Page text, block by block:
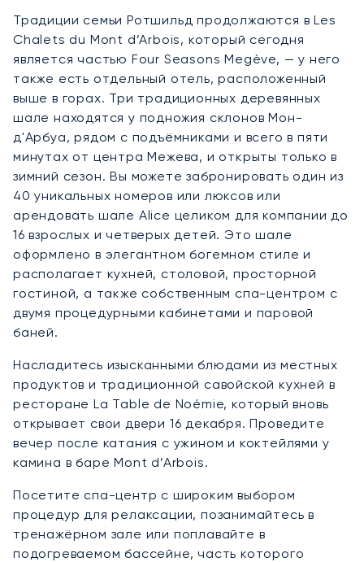
Традиции семьи Ротшильд продолжаются в Les
Chalets du Mont d’Arbois, который сегодня
является частью Four Seasons Megève, — у него
также есть отдельный отель, расположенный
выше в горах. Три традиционных деревянных
шале находятся у подножия склонов Мон-
д'Арбуа, рядом с подъёмниками и всего в пяти
минутах от центра Межева, и открыты только в
зимний сезон. Вы можете забронировать один из
40 уникальных номеров или люксов или
арендовать шале Alice целиком для компании до
16 взрослых и четверых детей. Это шале
оформлено в элегантном богемном стиле и
располагает кухней, столовой, просторной
гостиной, а также собственным спа-центром с
двумя процедурными кабинетами и паровой
баней.
Насладитесь изысканными блюдами из местных
продуктов и традиционной савойской кухней в
ресторане La Table de Noémie, который вновь
открывает свои двери 16 декабря. Проведите
вечер после катания с ужином и коктейлями у
камина в баре Mont d’Arbois.
Посетите спа-центр с широким выбором
процедур для релаксации, позанимайтесь в
тренажёрном зале или поплавайте в
подогреваемом бассейне, часть которого